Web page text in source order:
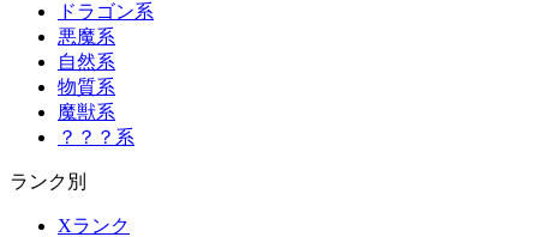
ドラゴン系
悪魔系
自然系
物質系
魔獣系
？？？系
ランク別
Xランク